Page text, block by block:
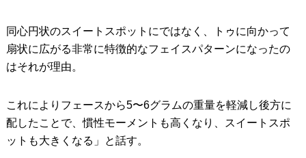
同心円状のスイートスポットにではなく、トゥに向かって
扇状に広がる非常に特徴的なフェイスパターンになったの
はそれが理由。
これによりフェースから5〜6グラムの重量を軽減し後方に
配したことで、慣性モーメントも高くなり、スイートスポ
ットも大きくなる」と話す。